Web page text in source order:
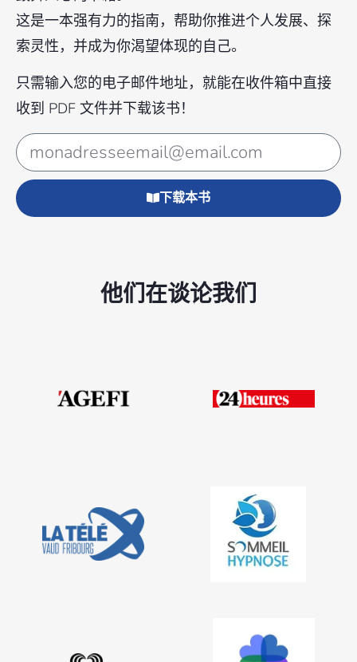
这是一本强有力的指南，帮助你推进个人发展、探
索灵性，并成为你渴望体现的自己。
只需输入您的电子邮件地址，就能在收件箱中直接
收到 PDF 文件并下载该书！
下载本书
他们在谈论我们